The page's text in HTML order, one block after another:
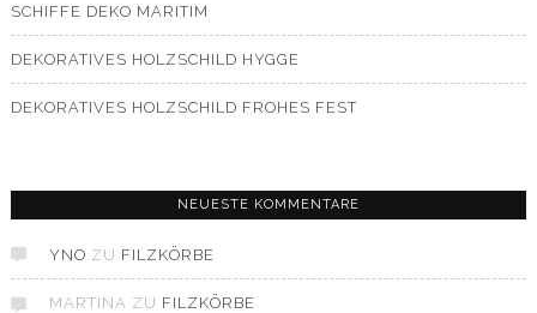
SCHIFFE DEKO MARITIM
DEKORATIVES HOLZSCHILD HYGGE
DEKORATIVES HOLZSCHILD FROHES FEST
NEUESTE KOMMENTARE
YNO ZU FILZKÖRBE
MARTINA ZU FILZKÖRBE